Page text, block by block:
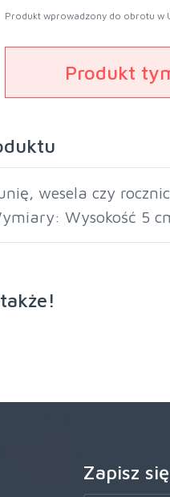
Produkt wprowadzony do obrotu w
Produkt
wesela czy
Wysokość 5
Zapisz